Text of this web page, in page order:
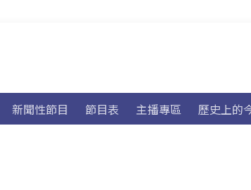
新聞性節目 節目表 主播專區 歷史上的